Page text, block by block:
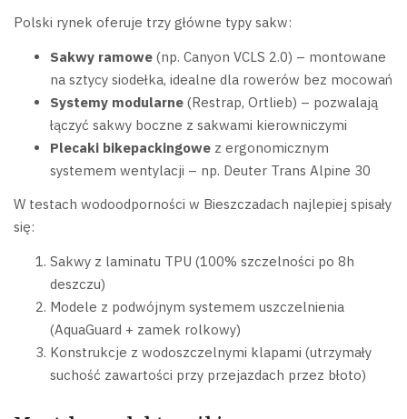
Polski rynek oferuje trzy główne typy sakw:
Sakwy ramowe (np. Canyon VCLS 2.0) – montowane
na sztycy siodełka, idealne dla rowerów bez mocowań
Systemy modularne (Restrap, Ortlieb) – pozwalają
łączyć sakwy boczne z sakwami kierowniczymi
Plecaki bikepackingowe z ergonomicznym
systemem wentylacji – np. Deuter Trans Alpine 30
W testach wodoodporności w Bieszczadach najlepiej spisały
się:
Sakwy z laminatu TPU (100% szczelności po 8h
deszczu)
Modele z podwójnym systemem uszczelnienia
(AquaGuard + zamek rolkowy)
Konstrukcje z wodoszczelnymi klapami (utrzymały
suchość zawartości przy przejazdach przez błoto)